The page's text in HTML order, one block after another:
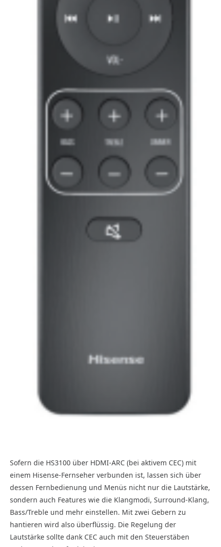
Sofern die HS3100 über HDMI-ARC (bei aktivem CEC) mit
einem Hisense-Fernseher verbunden ist, lassen sich über
dessen Fernbedienung und Menüs nicht nur die Lautstärke,
sondern auch Features wie die Klangmodi, Surround-Klang,
Bass/Treble und mehr einstellen. Mit zwei Gebern zu
hantieren wird also überflüssig. Die Regelung der
Lautstärke sollte dank CEC auch mit den Steuerstäben